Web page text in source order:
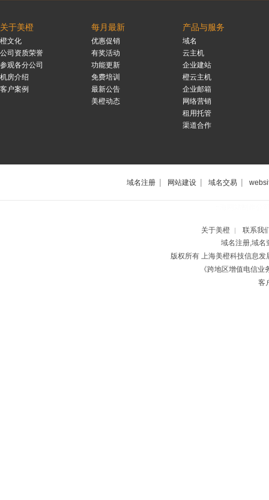
关于美橙
橙文化
公司资质荣誉
参观各分公司
机房介绍
客户案例
每月最新
优惠促销
有奖活动
功能更新
免费培训
最新公告
美橙动态
产品与服务
域名
云主机
企业建站
橙云主机
企业邮箱
网络营销
租用托管
渠道合作
域名注册 | 网站建设 | 域名交易 |
关于美橙 |
联系我
域名注册,域名
版权所有 上海美橙科技信息
《跨地区增值电信
客